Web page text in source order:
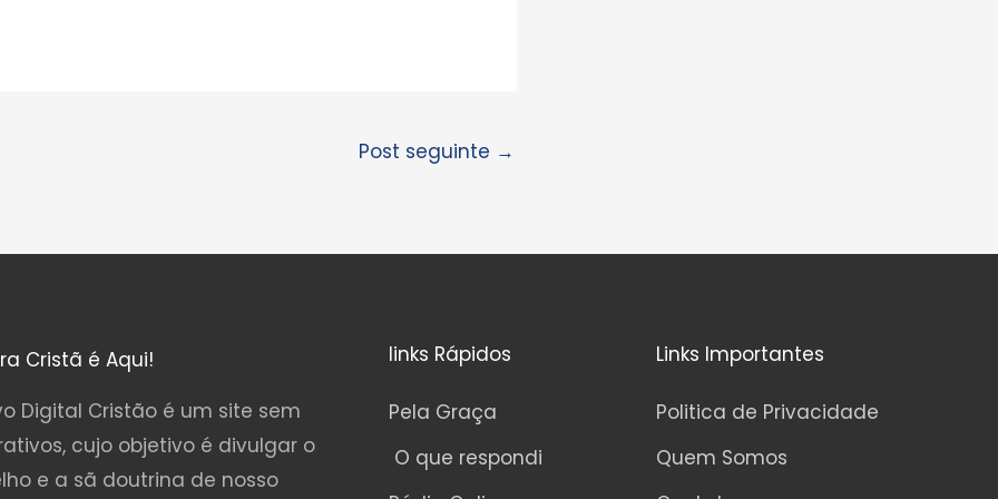
Post seguinte →
Cristã é Aqui!
Digital Cristão é um site sem
cujo objetivo é divulgar o
e a sã doutrina de nosso
links Rápidos
Pela Graça
O que respondi
Links Importantes
Politica de Privacidade
Quem Somos